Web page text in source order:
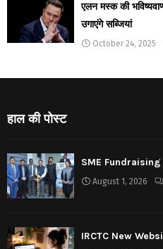
एलन मस्क की
उगाएंगे सब्जियां
October 24, 2025
हाल की पोस्ट
SME Fundraising
August 1, 2026
IRCTC New